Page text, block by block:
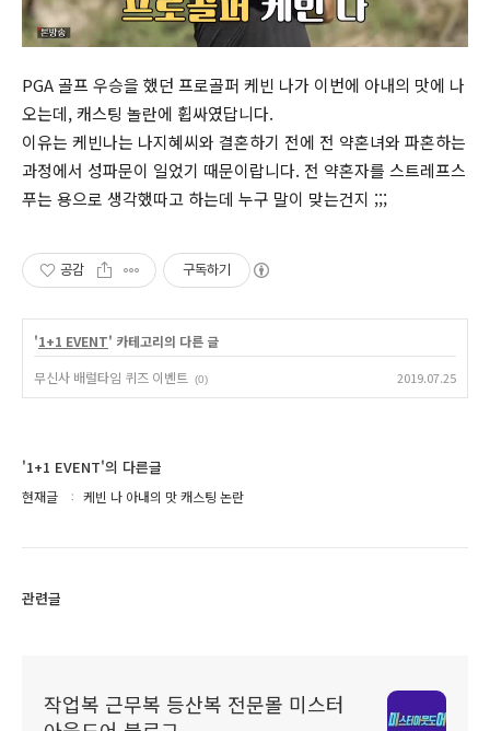
PGA 골프 우승을 했던 프로골퍼 케빈 나가 이번에 아내의 맛에 나
오는데, 캐스팅 놀란에 휩싸였답니다.
이유는 케빈나는 나지혜씨와 결혼하기 전에 전 약혼녀와 파혼하는
과정에서 성파문이 일었기 때문이랍니다. 전 약혼자를 스트레프스
푸는 용으로 생각했따고 하는데 누구 말이 맞는건지 ;;;
공감 구독하기
'1+1 EVENT' 카테고리의 다른 글
무신사 배럴타임 퀴즈 이벤트
(0) 2019.07.25
'1+1 EVENT'의 다른글
현재글 케빈 나 아내의 맛 캐스팅 논란
관련글
작업복 근무복 등산복 전문몰 미스터